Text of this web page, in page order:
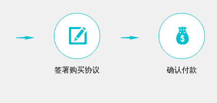
签署购买协议 确认付款